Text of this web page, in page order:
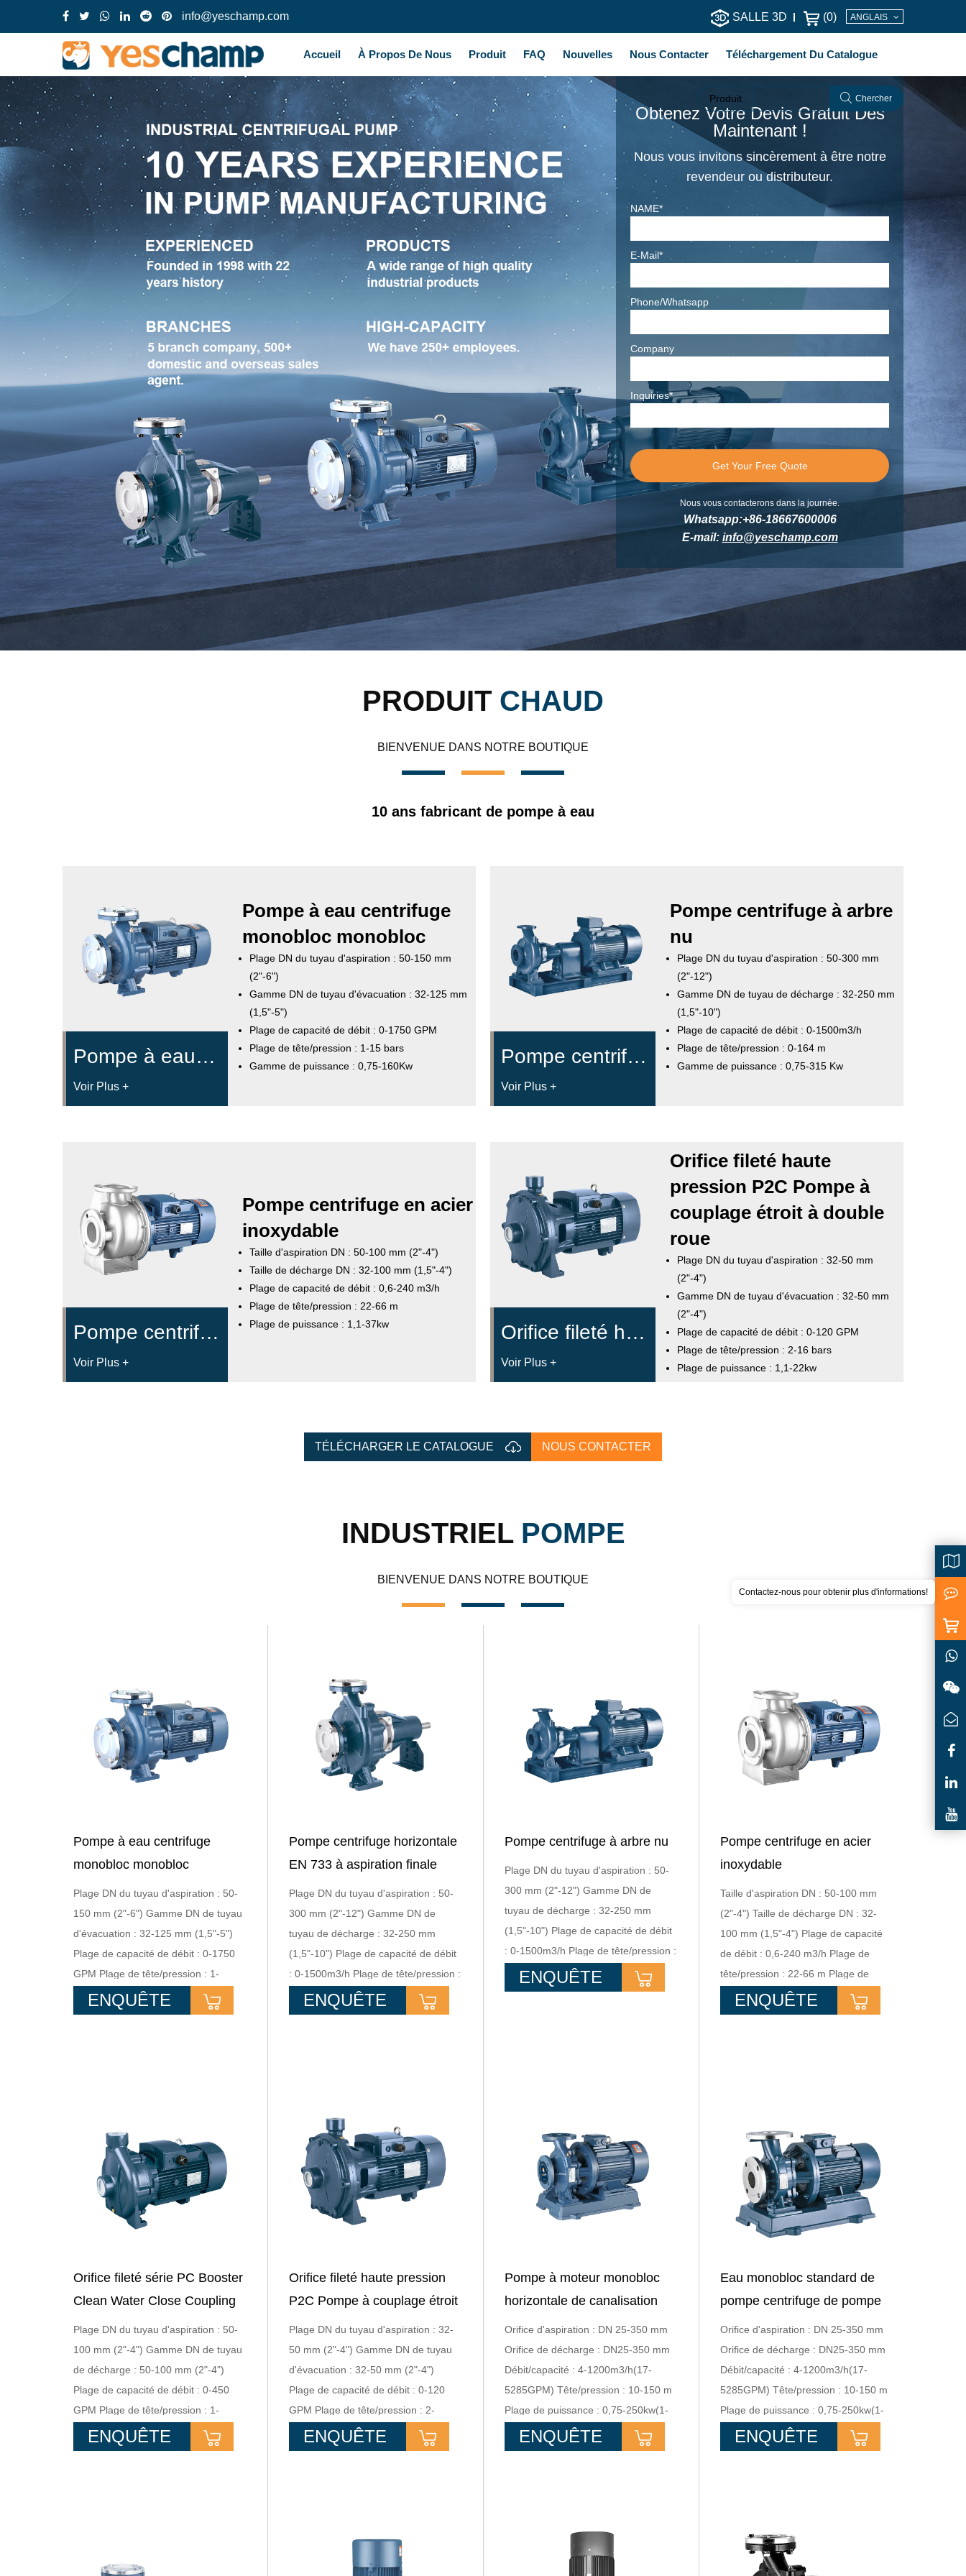
info@yeschamp.com SALLE 3D (0) ANGLAIS
Accueil À Propos De Nous Produit FAQ Nouvelles Nous Contacter Téléchargement Du Catalogue
Produit Chercher
Obtenez Votre Devis Gratuit Dès
Maintenant !
Nous vous invitons sincèrement à être notre
revendeur ou distributeur.
NAME*
E-Mail*
Phone/Whatsapp
Company
Inquiries*
Nous vous contacterons dans la journée.
Whatsapp:+86-18667600006
E-mail: info@yeschamp.com
PRODUIT CHAUD
BIENVENUE DANS NOTRE BOUTIQUE
10 ans fabricant de pompe à eau
Pompe à eau centrifuge monobloc monobloc
Voir Plus +
Pompe à eau centrifuge
monobloc monobloc
Plage DN du tuyau d'aspiration : 50-150 mm
(2"-6")
Gamme DN de tuyau d'évacuation : 32-125 mm
(1,5"-5")
Plage de capacité de débit : 0-1750 GPM
Plage de tête/pression : 1-15 bars
Gamme de puissance : 0,75-160Kw
Pompe centrifuge à arbre nu
Voir Plus +
Pompe centrifuge à arbre
nu
Plage DN du tuyau d'aspiration : 50-300 mm
(2"-12")
Gamme DN de tuyau de décharge : 32-250 mm
(1,5"-10")
Plage de capacité de débit : 0-1500m3/h
Plage de tête/pression : 0-164 m
Gamme de puissance : 0,75-315 Kw
Pompe centrifuge en acier inoxydable
Voir Plus +
Pompe centrifuge en acier
inoxydable
Taille d'aspiration DN : 50-100 mm (2"-4")
Taille de décharge DN : 32-100 mm (1,5"-4")
Plage de capacité de débit : 0,6-240 m3/h
Plage de tête/pression : 22-66 m
Plage de puissance : 1,1-37kw
Orifice fileté haute pression P2C Pompe à couplage étroit à double roue
Voir Plus +
Orifice fileté haute
pression P2C Pompe à
couplage étroit à double
roue
Plage DN du tuyau d'aspiration : 32-50 mm
(2"-4")
Gamme DN de tuyau d'évacuation : 32-50 mm
(2"-4")
Plage de capacité de débit : 0-120 GPM
Plage de tête/pression : 2-16 bars
Plage de puissance : 1,1-22kw
TÉLÉCHARGER LE CATALOGUE NOUS CONTACTER
INDUSTRIEL POMPE
BIENVENUE DANS NOTRE BOUTIQUE
Pompe à eau centrifuge
monobloc monobloc
Plage DN du tuyau d'aspiration : 50-
150 mm (2"-6") Gamme DN de tuyau
d'évacuation : 32-125 mm (1,5"-5")
Plage de capacité de débit : 0-1750
GPM Plage de tête/pression : 1-
15 bars Gamme de puissance : 0,75-
160Kw
ENQUÊTE
Pompe centrifuge horizontale
EN 733 à aspiration finale
Plage DN du tuyau d'aspiration : 50-
300 mm (2"-12") Gamme DN de
tuyau de décharge : 32-250 mm
(1,5"-10") Plage de capacité de débit
: 0-1500m3/h Plage de tête/pression :
0-164 m Gamme de puissance :
0,75-315 Kw
ENQUÊTE
Pompe centrifuge à arbre nu
Plage DN du tuyau d'aspiration : 50-
300 mm (2"-12") Gamme DN de
tuyau de décharge : 32-250 mm
(1,5"-10") Plage de capacité de débit
: 0-1500m3/h Plage de tête/pression :
0-164 m Gamme de puissance :
0,75-315 Kw
ENQUÊTE
Pompe centrifuge en acier
inoxydable
Taille d'aspiration DN : 50-100 mm
(2"-4") Taille de décharge DN : 32-
100 mm (1,5"-4") Plage de capacité
de débit : 0,6-240 m3/h Plage de
tête/pression : 22-66 m Plage de
puissance : 1,1-37kw
ENQUÊTE
Orifice fileté série PC Booster
Clean Water Close Coupling
Pompe centrifuge
Plage DN du tuyau d'aspiration : 50-
100 mm (2"-4") Gamme DN de tuyau
de décharge : 50-100 mm (2"-4")
Plage de capacité de débit : 0-450
GPM Plage de tête/pression : 1-
6 bars Plage de puissance : 0,75 à
18,5 kw
ENQUÊTE
Orifice fileté haute pression
P2C Pompe à couplage étroit
à double roue
Plage DN du tuyau d'aspiration : 32-
50 mm (2"-4") Gamme DN de tuyau
d'évacuation : 32-50 mm (2"-4")
Plage de capacité de débit : 0-120
GPM Plage de tête/pression : 2-
16 bars Plage de puissance : 1,1-
22kw
ENQUÊTE
Pompe à moteur monobloc
horizontale de canalisation
d'étape unique de pompe
aspirante d'extrémité
Orifice d'aspiration : DN 25-350 mm
Orifice de décharge : DN25-350 mm
Débit/capacité : 4-1200m3/h(17-
5285GPM) Tête/pression : 10-150 m
Plage de puissance : 0,75-250kw(1-
340HP)
ENQUÊTE
Eau monobloc standard de
pompe centrifuge de pompe
intégrée d'acier inoxydable
Orifice d'aspiration : DN 25-350 mm
Orifice de décharge : DN25-350 mm
Débit/capacité : 4-1200m3/h(17-
5285GPM) Tête/pression : 10-150 m
Plage de puissance : 0,75-250kw(1-
340HP)
ENQUÊTE
Contactez-nous pour obtenir plus d'informations!